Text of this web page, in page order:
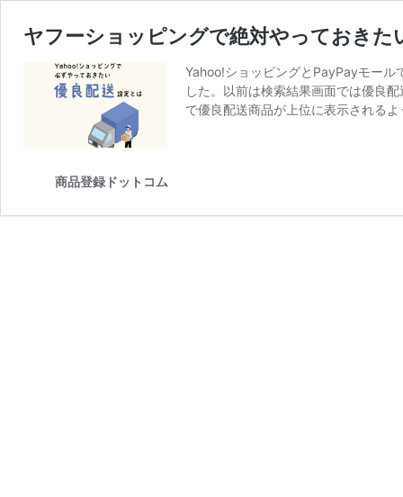
ヤフーショッピングで絶対やっておきた
Yahoo!ショッピングとPayPayモー
した。以前は検索結果画面では優良
で優良配送商品が上位に表示される
商品登録ドットコム